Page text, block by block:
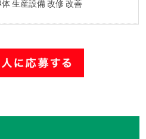
生産設備 改修 改善